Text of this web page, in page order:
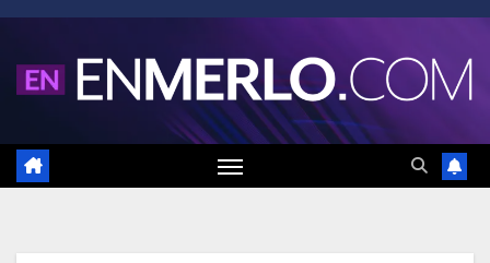
Saltar
contenido